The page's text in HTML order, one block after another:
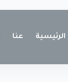
الرئيسية عنا